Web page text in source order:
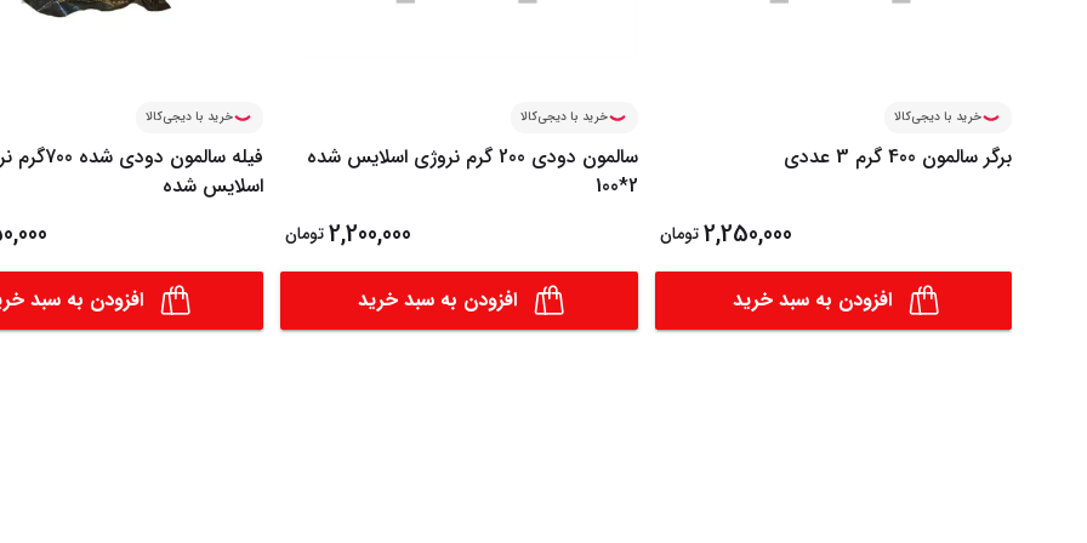
خرید با دیجی‌کالا
برگر سالمون 400 گرم 3 عددی
2,250,000 تومان
افزودن به سبد خرید
خرید با دیجی‌کالا
سالمون دودی 200 گرم نروژی اسلایس شده
2*100
2,200,000تومان
افزودن به سبد خرید
خرید با دیجی‌کالا
فیله سالمون دودی
اسلایس شده
افزودن به سبد